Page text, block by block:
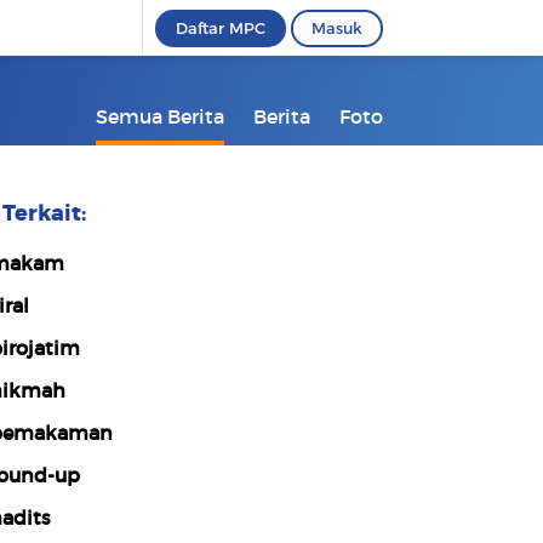
Daftar MPC Masuk
Semua Berita Berita Foto
up